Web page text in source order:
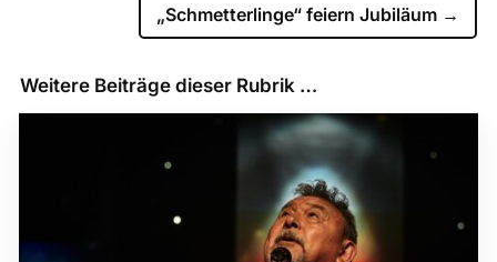
„Schmetterlinge“ feiern Jubiläum →
Weitere Beiträge dieser Rubrik …